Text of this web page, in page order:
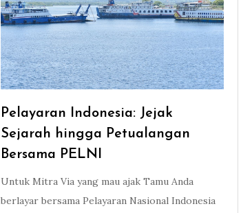
Pelayaran Indonesia: Jejak
Sejarah hingga Petualangan
Bersama PELNI
Untuk Mitra Via yang mau ajak Tamu Anda
berlayar bersama Pelayaran Nasional Indonesia